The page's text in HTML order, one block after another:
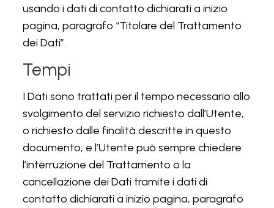
usando i dati di contatto dichiarati a inizio
pagina, paragrafo “Titolare del Trattamento
dei Dati”.
Tempi
I Dati sono trattati per il tempo necessario allo
svolgimento del servizio richiesto dall’Utente,
o richiesto dalle finalità descritte in questo
documento, e l’Utente può sempre chiedere
l’interruzione del Trattamento o la
cancellazione dei Dati tramite i dati di
contatto dichiarati a inizio pagina, paragrafo